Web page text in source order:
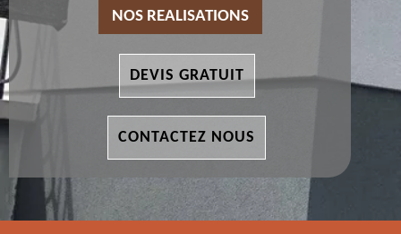
NOS REALISATIONS
DEVIS GRATUIT
CONTACTEZ NOUS